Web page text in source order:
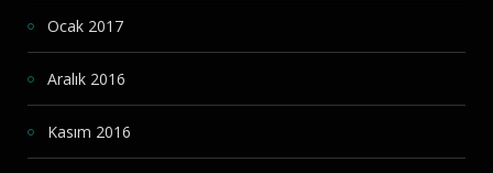
Ocak 2017
Aralık 2016
Kasım 2016